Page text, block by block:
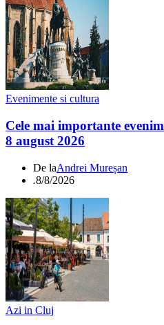
Evenimente si cultura
Cele mai importante
8 august 2026
De laAndrei Mureșan
.8/8/2026
Azi in Cluj